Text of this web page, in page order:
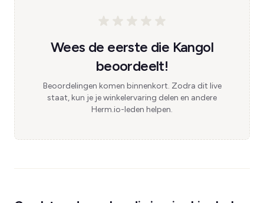
Wees de eerste die Kangol
beoordeelt!
Beoordelingen komen binnenkort. Zodra dit live
staat, kun je je winkelervaring delen en andere
Herm.io-leden helpen.